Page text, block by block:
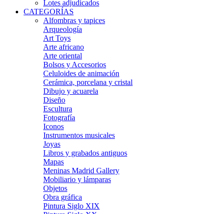
Lotes adjudicados
CATEGORÍAS
Alfombras y tapices
Arqueología
Art Toys
Arte africano
Arte oriental
Bolsos y Accesorios
Celuloides de animación
Cerámica, porcelana y cristal
Dibujo y acuarela
Diseño
Escultura
Fotografía
Iconos
Instrumentos musicales
Joyas
Libros y grabados antiguos
Mapas
Meninas Madrid Gallery
Mobiliario y lámparas
Objetos
Obra gráfica
Pintura Siglo XIX